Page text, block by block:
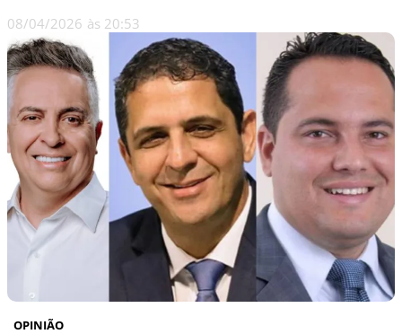
08/04/2026 às 20:53
OPINIÃO